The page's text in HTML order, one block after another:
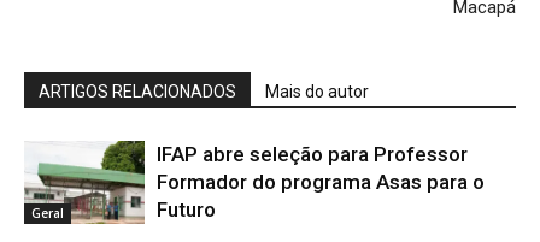
Macapá
ARTIGOS RELACIONADOS Mais do autor
Geral
IFAP abre seleção para Professor
Formador do programa Asas para o
Futuro